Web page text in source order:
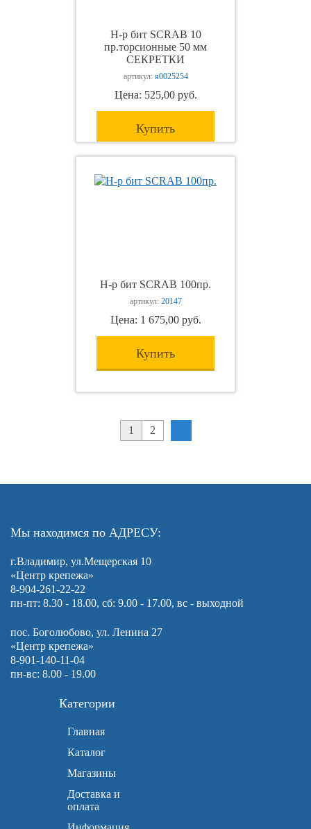
Н-р бит SCRAB 10
пр.торсионные 50 мм
СЕКРЕТКИ
артикул: я0025254
Цена: 525,00 руб.
Купить
Н-р бит SCRAB 100пр.
артикул: 20147
Цена: 1 675,00 руб.
Купить
1 2
Мы находимся по АДРЕСУ:
г.Владимир, ул.Мещерская 10
«Центр крепежа»
8-904-261-22-22
пн-пт: 8.30 - 18.00, сб: 9.00 - 17.00, вс - выходной
пос. Боголюбово, ул. Ленина 27
«Центр крепежа»
8-901-140-11-04
пн-вс: 8.00 - 19.00
Категории
Главная
Каталог
Магазины
Доставка и
оплата